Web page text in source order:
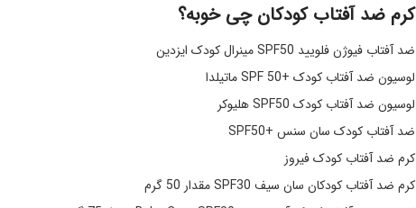
کرم ضد آفتاب کودکان چی خوبه؟
ضد آفتاب فیوژن فلویید SPF50 مینرال کودک ایزدین
لوسیون ضد آفتاب کودک +50 SPF ماتیلدا
لوسیون ضد آفتاب کودک SPF50 هلیوکر
ضد آفتاب کودک سان سنس +SPF50
کرم ضد آفتاب کودک فیروز
کرم ضد آفتاب کودکان سان سیف SPF30 مقدار 50 گرم